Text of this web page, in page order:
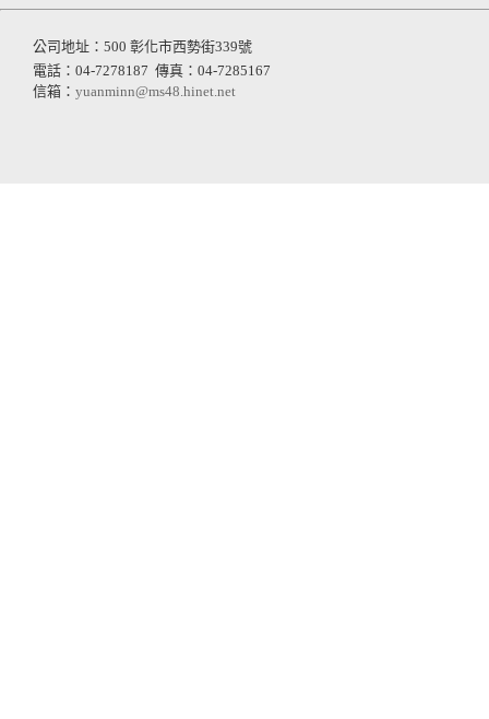
公司地址：500 彰化市西勢街339號
電話：04-7278187 傳真：04-7285167
信箱： yuanminn@ms48.hinet.net